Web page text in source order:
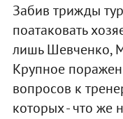
Забив трижды
поатаковать
лишь Шевченко,
Крупное
вопросов к
которых - что же